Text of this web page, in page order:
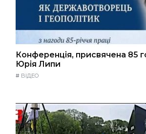
Конференція, присвячена 85
Юрія Липи
# ВІДЕО